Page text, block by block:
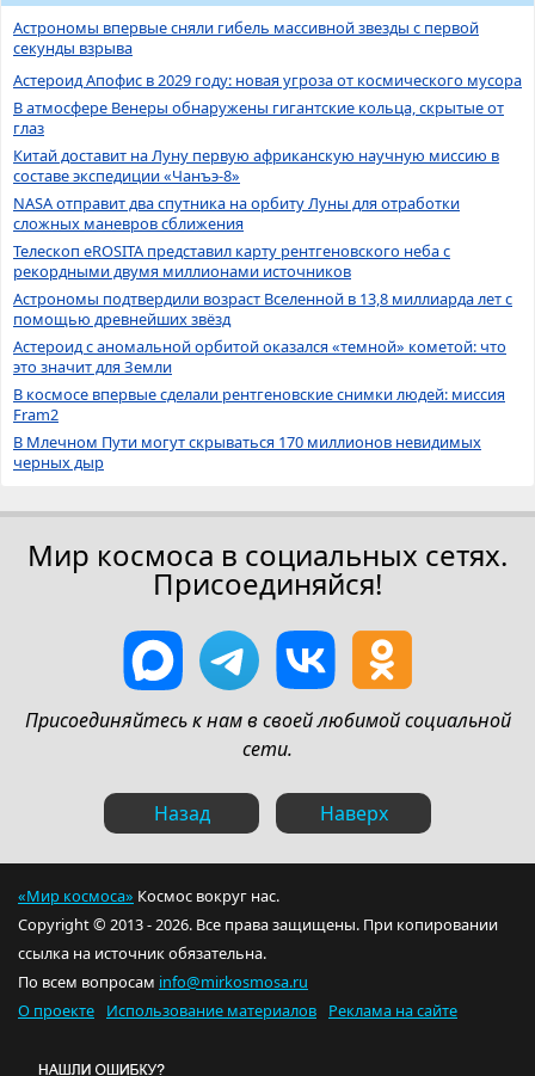
Астрономы впервые сняли гибель массивной звезды с первой
секунды взрыва
Астероид Апофис в 2029 году: новая угроза от космического мусора
В атмосфере Венеры обнаружены гигантские кольца, скрытые от
глаз
Китай доставит на Луну первую африканскую научную миссию в
составе экспедиции «Чанъэ-8»
NASA отправит два спутника на орбиту Луны для отработки
сложных маневров сближения
Телескоп eROSITA представил карту рентгеновского неба с
рекордными двумя миллионами источников
Астрономы подтвердили возраст Вселенной в 13,8 миллиарда лет с
помощью древнейших звёзд
Астероид с аномальной орбитой оказался «темной» кометой: что
это значит для Земли
В космосе впервые сделали рентгеновские снимки людей: миссия
Fram2
В Млечном Пути могут скрываться 170 миллионов невидимых
черных дыр
Мир космоса в социальных сетях.
Присоединяйся!
Присоединяйтесь к нам в своей любимой социальной
сети.
Назад Наверх
«Мир космоса» Космос вокруг нас.
Copyright © 2013 - 2026. Все права защищены. При копировании
ссылка на источник обязательна.
По всем вопросам info@mirkosmosa.ru
О проекте
Использование материалов Реклама на сайте